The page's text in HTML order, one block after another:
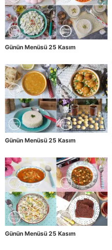
Günün Menüsü 25 Kasım
Günün Menüsü 25 Kasım
Günün Menüsü 25 Kasım